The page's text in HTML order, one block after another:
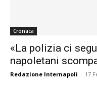
Cronaca
«La polizia ci
napoletani
Redazione Internapoli - 17